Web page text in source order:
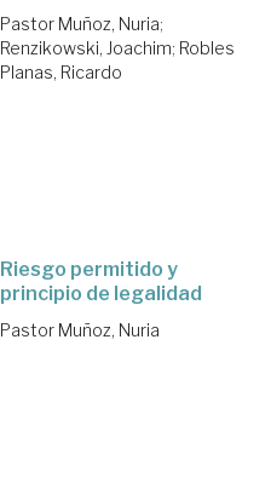
Pastor Muñoz, Nuria;
Renzikowski, Joachim; Robles
Planas, Ricardo
Riesgo permitido y
principio de legalidad
Pastor Muñoz, Nuria